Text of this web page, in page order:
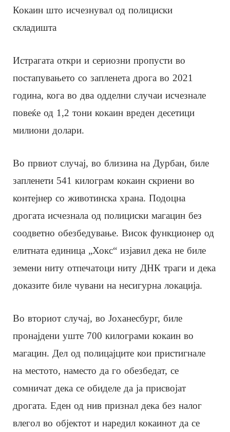
Кокаин што исчезнувал од полициски
складишта
Истрагата откри и сериозни пропусти во
постапувањето со запленета дрога во 2021
година, кога во два одделни случаи исчезнале
повеќе од 1,2 тони кокаин вреден десетици
милиони долари.
Во првиот случај, во близина на Дурбан, биле
запленети 541 килограм кокаин скриени во
контејнер со животинска храна. Подоцна
дрогата исчезнала од полициски магацин без
соодветно обезбедување. Висок функционер од
елитната единица „Хокс“ изјавил дека не биле
земени ниту отпечатоци ниту ДНК траги и дека
доказите биле чувани на несигурна локација.
Во вториот случај, во Јоханесбург, биле
пронајдени уште 700 килограми кокаин во
магацин. Дел од полицајците кои пристигнале
на местото, наместо да го обезбедат, се
сомничат дека се обиделе да ја присвојат
дрогата. Еден од нив признал дека без налог
влегол во објектот и наредил кокаинот да се